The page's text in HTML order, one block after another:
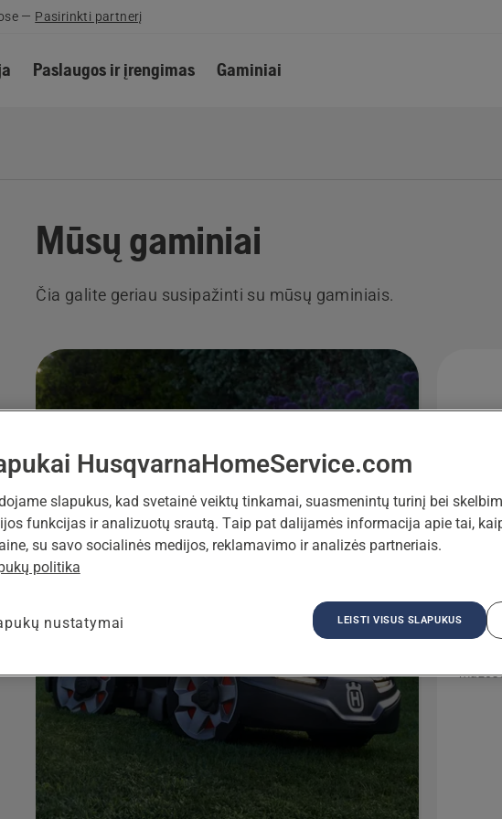
— Pasirinkti partnerį
Paslaugos ir įrengimas Gaminiai
Mūsų gaminiai
Čia galite geriau susipažinti su mūsų gaminiais.
Rodyti
visus
HusqvarnaHomeService.com
slapukus, kad svetainė veiktų tinkamai, suasmenintų turinį bei
funkcijas ir analizuotų srautą. Taip pat dalijamės informacija apie tai,
su savo socialinės medijos, reklamavimo ir analizės partneriais.
politika
nustatymai LEISTI VISUS SLAPUKUS